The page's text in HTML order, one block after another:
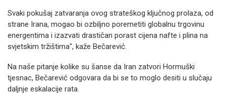
Svaki pokušaj zatvaranja ovog strateškog ključnog prolaza, od
strane Irana, mogao bi ozbiljno poremetiti globalnu trgovinu
energentima i izazvati drastičan porast cijena nafte i plina na
svjetskim tržištima", kaže Bečarević.
Na naše pitanje kolike su šanse da Iran zatvori Hormuški
tjesnac, Bečarević odgovara da bi se to moglo desiti u slučaju
daljnje eskalacije rata.